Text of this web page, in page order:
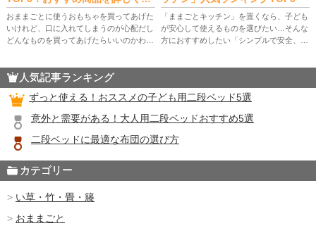
介
おままごとに使うおもちゃを買ってあげた
いけれど、口に入れてしまうのが心配だし
どんなものを買ってあげたらいいのかわか
ッズをランキング形式で5つご紹介 […]
「ままごとキッチン」を置くなら、子ども
が安心して使えるものを選びたい…そんな
方におすすめしたい「シンプルで安全、か
人気記事ランキング
ずっと使える！おススメの子ども用二段ベッド5選
意外と需要がある！大人用二段ベッドおすすめ5選
二段ベッドに最適な布団の選び方
カテゴリー
い草・竹・畳・籐
おままごと